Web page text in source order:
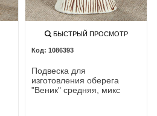
БЫСТРЫЙ ПРОСМОТР
1086393
Подвеска для
изготовления оберега
"Веник" средняя, микс